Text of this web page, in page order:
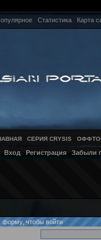
Статистика Карта
СЕРИЯ CRYSIS
Вход Регистрация Забыли
форму, чтобы войти